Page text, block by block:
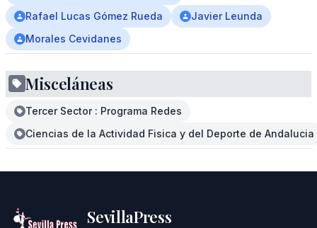
Rafael Lucas Gómez Rueda
Javier Leunda
Morales Cevidanes
Misceláneas
Tercer Sector : Programa Redes
Ciencias de la Actividad Fisica y del Deporte de Andalucia
SevillaPress